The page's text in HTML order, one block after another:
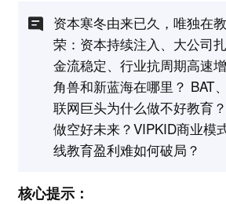
资本寒冬由来已久，唯独在
荣：资本持续注入、大公司
金流稳定、行业抗周期高速
角兽和新蓝海在哪里？ BAT
联网巨头为什么做不好教育
做空好未来？VIPKID商业模
线教育盈利难如何破局？
核心提示：